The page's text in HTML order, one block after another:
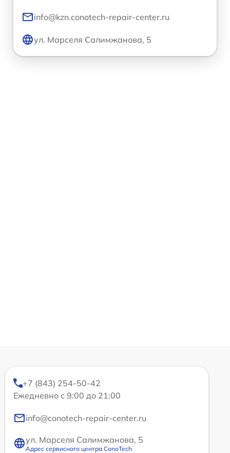
info@kzn.conotech-repair-center.ru
ул. Марселя Салимжанова, 5
+7 (843) 254-50-42
Ежедневно с 9:00 до 21:00
info@conotech-repair-center.ru
ул. Марселя Салимжанова, 5
Адрес сервисного центра ConoTech